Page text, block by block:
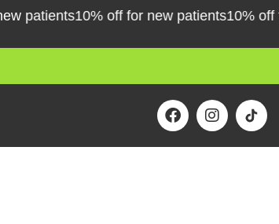
10% off for new patients10% off for
F
a
I
n